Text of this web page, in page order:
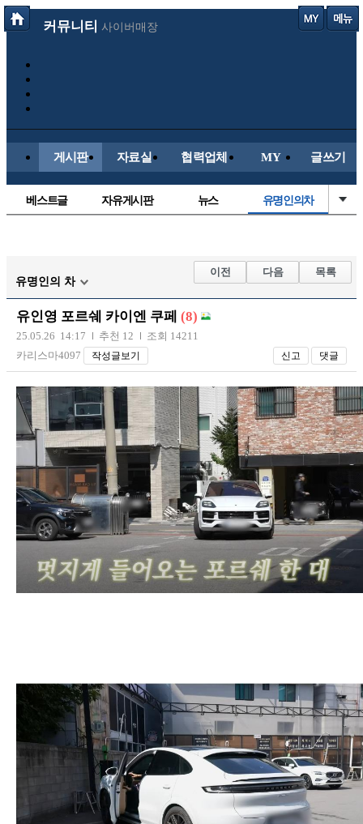
커뮤니티 사이버매장
게시판 자료실 협력업체 MY 글쓰기
베스트글 자유게시판 뉴스 유명인의차
해외축구
국내축구
유명인의 차
이전 다음 목록
유인영 포르쉐 카이엔 쿠페 (8)
25.05.26 14:17 추천 12
조회 14211
카리스마4097
작성글보기 신고 댓글